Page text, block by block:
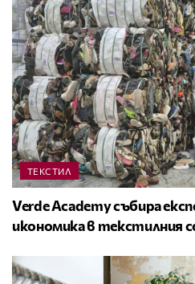
ТЕКСТИЛ
Verde Academy събира
икономика в текстилния